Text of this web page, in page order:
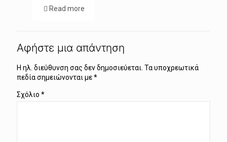
Read more
Αφήστε μια απάντηση
Η ηλ. διεύθυνση σας δεν δημοσιεύεται. Τα υποχρεωτικά
πεδία σημειώνονται με*
Σχόλιο *